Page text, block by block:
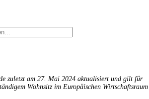
zuletzt am 27. Mai 2024 aktualisiert und gilt für
Wohnsitz im Europäischen Wirtschaftsraum